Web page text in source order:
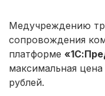
Медучреждению
сопровождения
платформе
максимальная цена
рублей.